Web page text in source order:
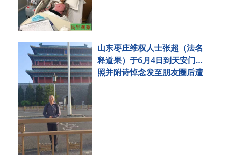
山东枣庄维权人士张超（法名
释道果）于6月4日到天安门拍
照并附诗悼念发至朋友圈后遭